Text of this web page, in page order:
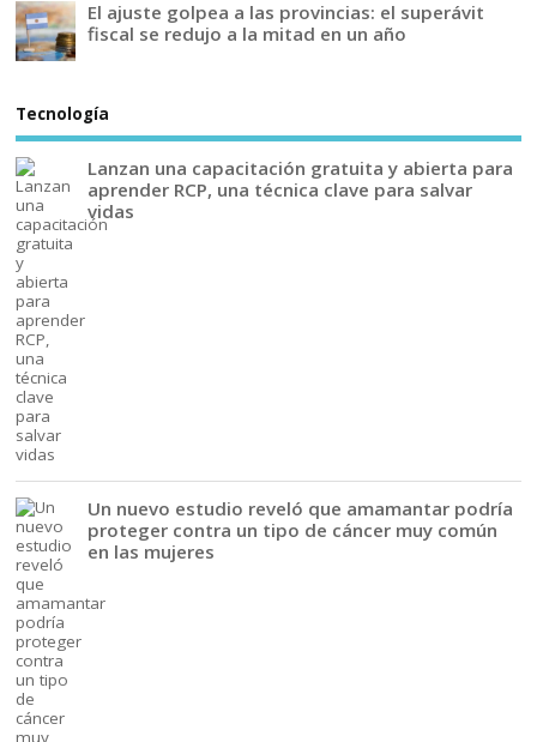
El ajuste golpea a las provincias: el superávit
fiscal se redujo a la mitad en un año
Tecnología
Lanzan una capacitación gratuita y abierta para
aprender RCP, una técnica clave para salvar
vidas
Un nuevo estudio reveló que amamantar podría
proteger contra un tipo de cáncer muy común
en las mujeres